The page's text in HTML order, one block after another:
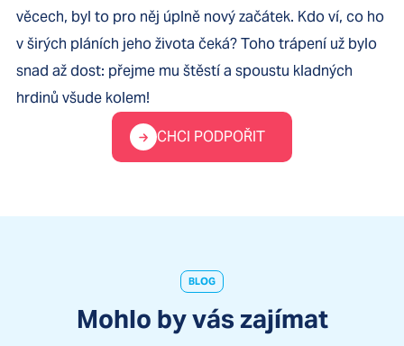
věcech, byl to pro něj úplně nový začátek. Kdo ví, co ho
v širých pláních jeho života čeká? Toho trápení už bylo
snad až dost: přejme mu štěstí a spoustu kladných
hrdinů všude kolem!
CHCI PODPOŘIT
BLOG
Mohlo by vás zajímat